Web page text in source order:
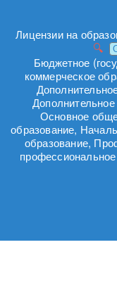
Лицензии на
Бюджетное
коммерческое
Основное
образование,
образование,